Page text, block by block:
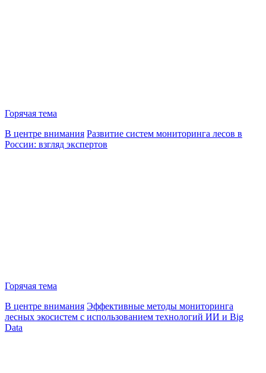
Горячая тема
В центре внимания Развитие систем мониторинга лесов в
России: взгляд экспертов
Горячая тема
В центре внимания Эффективные методы мониторинга
лесных экосистем с использованием технологий ИИ и Big
Data